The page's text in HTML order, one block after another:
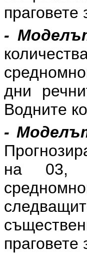
-
дни
Водните
-
на 03,